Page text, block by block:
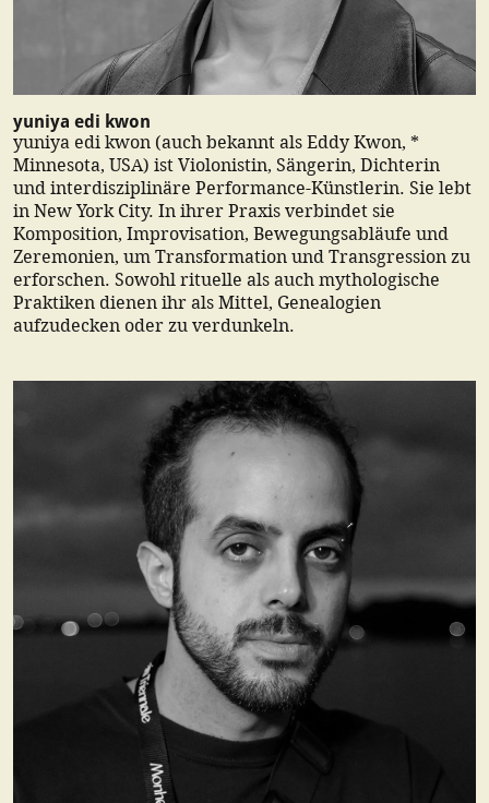
yuniya edi kwon
yuniya edi kwon (auch bekannt als Eddy Kwon, *
Minnesota, USA) ist Violonistin, Sängerin, Dichterin
und interdisziplinäre Performance-Künstlerin. Sie lebt
in New York City. In ihrer Praxis verbindet sie
Komposition, Improvisation, Bewegungsabläufe und
Zeremonien, um Transformation und Transgression zu
erforschen. Sowohl rituelle als auch mythologische
Praktiken dienen ihr als Mittel, Genealogien
aufzudecken oder zu verdunkeln.